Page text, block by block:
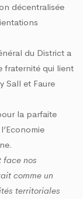
décentralisée
du District a
fraternité qui lient
Sall et Faure
la parfaite
face nos
comme un
territoriales